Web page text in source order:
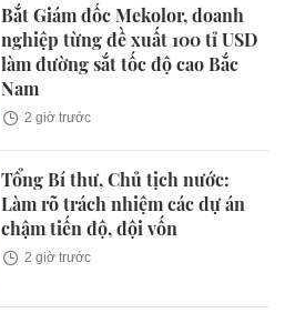
Bắt Giám đốc Mekolor, doanh
nghiệp từng đề xuất 100 tỉ USD
làm đường sắt tốc độ cao Bắc
Nam
2 giờ trước
Tổng Bí thư, Chủ tịch nước:
Làm rõ trách nhiệm các dự án
chậm tiến độ, đội vốn
2 giờ trước